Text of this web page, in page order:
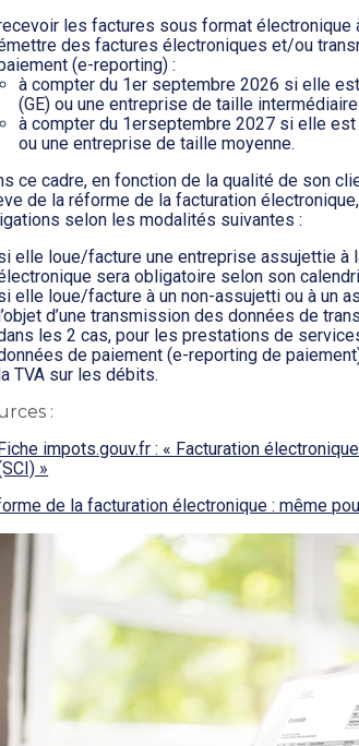
les factures sous format électronique
des factures électroniques et/ou
(e-reporting) :
à compter du 1er septembre 2026 si elle
(GE) ou une entreprise de taille intermédiaire
à compter du 1erseptembre 2027 si elle
ou une entreprise de taille moyenne.
ce cadre, en fonction de la qualité de son
de la réforme de la facturation
selon les modalités suivantes :
elle loue/facture une entreprise assujettie à
sera obligatoire selon son
elle loue/facture à un non-assujetti ou à un
d’une transmission des données de
les 2 cas, pour les prestations de
de paiement (e-reporting de
TVA sur les débits.
:
impots.gouv.fr : « Facturation
»
de la facturation électronique : même